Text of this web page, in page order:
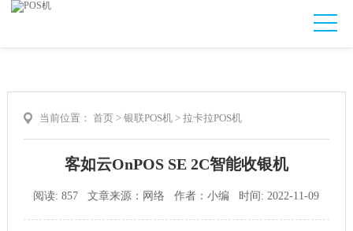
当前位置： 首页> 银联POS机> 拉卡拉POS机
客如云OnPOS SE 2C智能收银机
阅读: 857 文章来源：网络 作者：小编 时间: 2022-11-09